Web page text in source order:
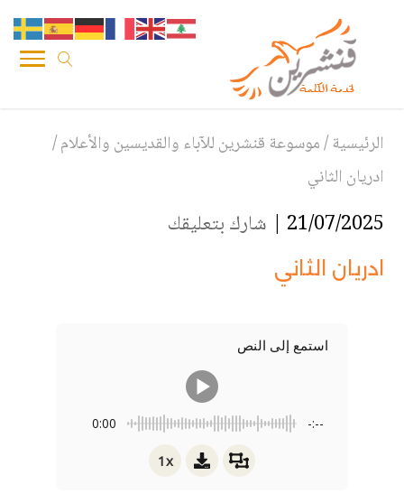
الرئيسية/موسوعة قنشرين للآباء والقديسين والأعلام/
ادريان الثاني
21/07/2025 | شارك بتعليقك
ادريان الثاني
استمع إلى النص
0:00 -:--
1x